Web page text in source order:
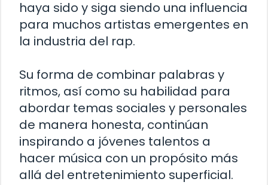
haya sido y siga siendo una influencia
para muchos artistas emergentes en
la industria del rap.
Su forma de combinar palabras y
ritmos, así como su habilidad para
abordar temas sociales y personales
de manera honesta, continúan
inspirando a jóvenes talentos a
hacer música con un propósito más
allá del entretenimiento superficial.